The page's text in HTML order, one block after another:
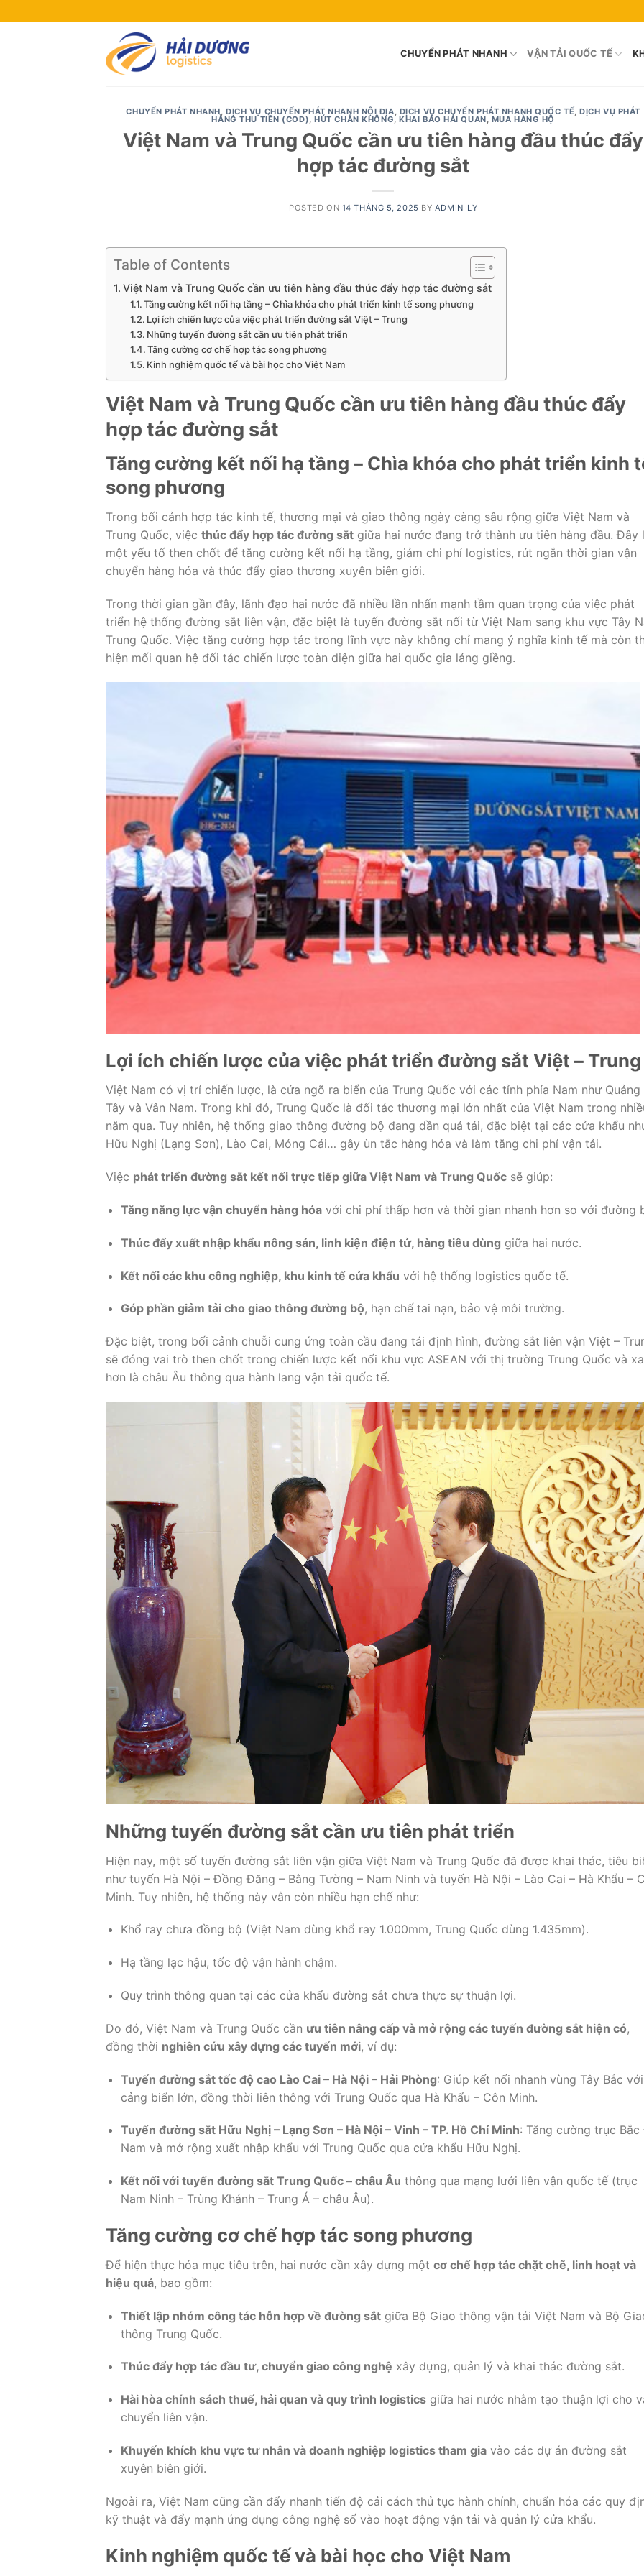
to
CHUYỂN PHÁT NHANH VẬN TẢI QUỐC TẾ
CHUYỂN PHÁT NHANH,DỊCH VỤ CHUYỂN PHÁT NHANH NỘI ĐỊA, DỊCH VỤ CHUYỂN PHÁT NHANH QUỐC TẾ,DỊCH VỤ PHÁT
HÀNG THU TIỀN (COD),HÚT CHÂN KHÔNG,KHAI BÁO HẢI QUAN, MUA HÀNG HỘ
Việt Nam và Trung Quốc cần ưu tiên hàng đầu thúc đẩy
hợp tác đường sắt
POSTED ON 14 THÁNG 5, 2025 BY ADMIN_LY
Table of Contents
Việt Nam và Trung Quốc cần ưu tiên hàng đầu thúc đẩy hợp tác đường sắt
Tăng cường kết nối hạ tầng – Chìa khóa cho phát triển kinh tế song phương
Lợi ích chiến lược của việc phát triển đường sắt Việt – Trung
Những tuyến đường sắt cần ưu tiên phát triển
Tăng cường cơ chế hợp tác song phương
Kinh nghiệm quốc tế và bài học cho Việt Nam
Việt Nam và Trung Quốc cần ưu tiên hàng đầu thúc đẩy
hợp tác đường sắt
Tăng cường kết nối hạ tầng – Chìa khóa cho phát triển kinh
song phương
Trong bối cảnh hợp tác kinh tế, thương mại và giao thông ngày càng sâu rộng giữa Việt Nam và
Trung Quốc, việc thúc đẩy hợp tác đường sắt giữa hai nước đang trở thành ưu tiên hàng đầu.Đây
một yếu tố then chốt để tăng cường kết nối hạ tầng, giảm chi phí logistics, rút ngắn thời gian vận
chuyển hàng hóa và thúc đẩy giao thương xuyên biên giới.
Trong thời gian gần đây, lãnh đạo hai nước đã nhiều lần nhấn mạnh tầm quan trọng của việc phát
triển hệ thống đường sắt liên vận, đặc biệt là tuyến đường sắt nối từ Việt Nam sang khu vực Tây
Trung Quốc. Việc tăng cường hợp tác trong lĩnh vực này không chỉ mang ý nghĩa kinh tế mà còn
hiện mối quan hệ đối tác chiến lược toàn diện giữa hai quốc gia láng giềng.
Lợi ích chiến lược của việc phát triển đường sắt Việt – Trung
Việt Nam có vị trí chiến lược, là cửa ngõ ra biển của Trung Quốc với các tỉnh phía Nam như Quảng
Tây và Vân Nam. Trong khi đó, Trung Quốc là đối tác thương mại lớn nhất của Việt Nam trong
năm qua. Tuy nhiên, hệ thống giao thông đường bộ đang dần quá tải, đặc biệt tại các cửa khẩu
Hữu Nghị (Lạng Sơn), Lào Cai, Móng Cái… gây ùn tắc hàng hóa và làm tăng chi phí vận tải.
Việc phát triển đường sắt kết nối trực tiếp giữa Việt Nam và Trung Quốc sẽ giúp:
Tăng năng lực vận chuyển hàng hóa với chi phí thấp hơn và thời gian nhanh hơn so với đường
Thúc đẩy xuất nhập khẩu nông sản, linh kiện điện tử, hàng tiêu dùng giữa hai nước.
Kết nối các khu công nghiệp, khu kinh tế cửa khẩu với hệ thống logistics quốc tế.
Góp phần giảm tải cho giao thông đường bộ, hạn chế tai nạn, bảo vệ môi trường.
Đặc biệt, trong bối cảnh chuỗi cung ứng toàn cầu đang tái định hình, đường sắt liên vận Việt –
sẽ đóng vai trò then chốt trong chiến lược kết nối khu vực ASEAN với thị trường Trung Quốc và xa
hơn là châu Âu thông qua hành lang vận tải quốc tế.
Những tuyến đường sắt cần ưu tiên phát triển
Hiện nay, một số tuyến đường sắt liên vận giữa Việt Nam và Trung Quốc đã được khai thác, tiêu
như tuyến Hà Nội –ĐồngĐăng – Bằng Tường – Nam Ninh và tuyến Hà Nội – Lào Cai – Hà Khẩu –
Minh. Tuy nhiên, hệ thống này vẫn còn nhiều hạn chế như:
Khổ ray chưa đồng bộ (Việt Nam dùng khổ ray 1.000mm, Trung Quốc dùng 1.435mm).
Hạ tầng lạc hậu, tốc độ vận hành chậm.
Quy trình thông quan tại các cửa khẩu đường sắt chưa thực sự thuận lợi.
Do đó, Việt Nam và Trung Quốc cần ưu tiên nâng cấp và mở rộng các tuyến đường sắt hiện có,
đồng thời nghiên cứu xây dựng các tuyến mới, ví dụ:
Tuyến đường sắt tốc độ cao Lào Cai – Hà Nội – Hải Phòng: Giúp kết nối nhanh vùng Tây Bắc với
cảng biển lớn, đồng thời liên thông với Trung Quốc qua Hà Khẩu – Côn Minh.
Tuyến đường sắt Hữu Nghị – Lạng Sơn – Hà Nội – Vinh – TP. Hồ Chí Minh: Tăng cường trục Bắc
Nam và mở rộng xuất nhập khẩu với Trung Quốc qua cửa khẩu Hữu Nghị.
Kết nối với tuyến đường sắt Trung Quốc – châu Âu thông qua mạng lưới liên vận quốc tế (trục
Nam Ninh – Trùng Khánh – Trung Á – châu Âu).
Tăng cường cơ chếhợp tác song phương
Để hiện thực hóa mục tiêu trên, hai nước cần xây dựng một cơ chế hợp tác chặt chẽ, linh hoạt và
hiệu quả, bao gồm:
Thiết lập nhóm công tác hỗn hợp về đường sắt giữa Bộ Giao thông vận tải Việt Nam và Bộ
thông Trung Quốc.
Thúc đẩy hợp tác đầu tư, chuyển giao công nghệ xây dựng, quản lý và khai thác đường sắt.
Hài hòa chính sách thuế, hải quan và quy trình logistics giữa hai nước nhằm tạo thuận lợi cho
chuyển liên vận.
Khuyến khích khu vực tư nhân và doanh nghiệp logistics tham gia vào các dự án đường sắt
xuyên biên giới.
Ngoài ra, Việt Nam cũng cần đẩy nhanh tiến độ cải cách thủ tục hành chính, chuẩn hóa các quy
kỹ thuật và đẩy mạnh ứng dụng công nghệ số vào hoạt động vận tải và quản lý cửa khẩu.
Kinh nghiệm quốc tếvà bài học cho Việt Nam